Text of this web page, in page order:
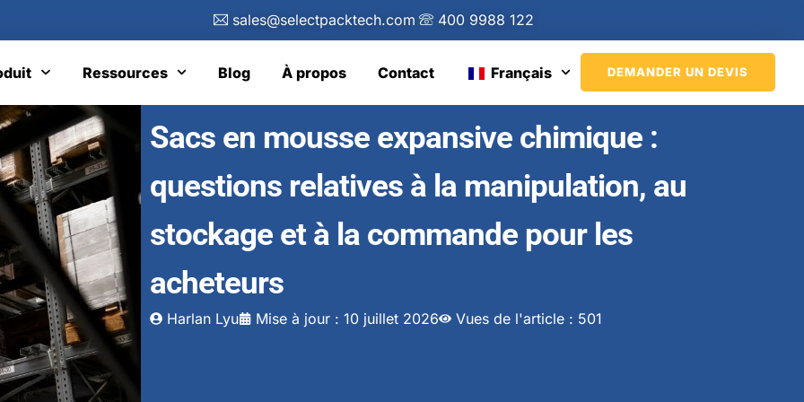
sales@selectpacktech.com 400 9988 122
Ressources Blog À propos Contact Français DEMANDER UN DEVIS
Sacs en mousse expansive chimique :
questions relatives à la manipulation, au
stockage et à la commande pour les
acheteurs
Harlan Lyu Mise à jour : 10 juillet 2026 Vues de l'article : 501